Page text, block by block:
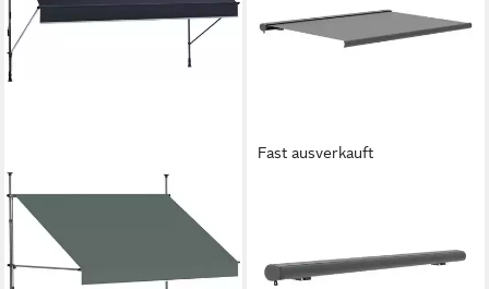
KONIFERA
Klemmmarkise Torrox mit
LED-Lichtstreifen
Breite/Ausfall: 250/150 cm,
Fast ausverkauft
ab 581,99 € UVP1.099,99 €